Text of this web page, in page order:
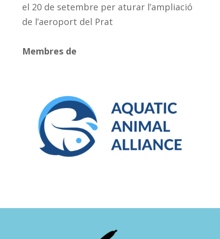
el 20 de setembre per aturar l’ampliació
de l’aeroport del Prat
Membres de